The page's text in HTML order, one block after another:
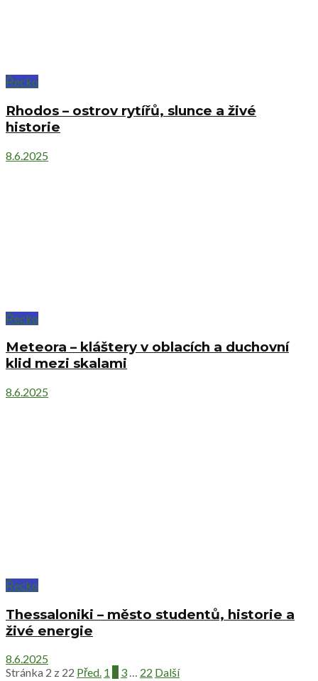
Řecko
Rhodos – ostrov rytířů, slunce a živé
historie
8.6.2025
Řecko
Meteora – kláštery v oblacích a duchovní
klid mezi skalami
8.6.2025
Řecko
Thessaloniki – město studentů, historie a
živé energie
8.6.2025
Stránka 2 z 22 Před. 1 2 3 … 22 Další